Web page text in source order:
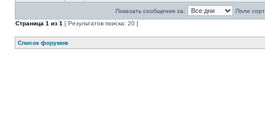
Показать сообщения за:
Поле
Страница 1 из 1 [ Результатов поиска: 20 ]
Список форумов